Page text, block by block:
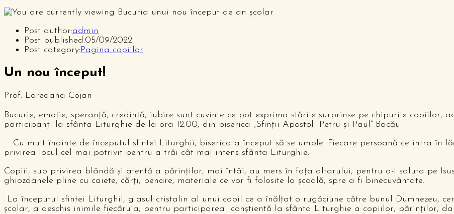
Post author:admin
Post published:05/09/2022
Post category:Pagina copiilor
Un nou început!
Prof. Loredana Cojan
Bucurie, emoţie, speranţă, credinţă, iubire sunt cuvinte ce pot exprima stările surprinse pe chipurile copiilor,
participanţi la sfânta Liturghie de la ora 12.00, din biserica „Sfinţii Apostoli Petru şi Paul” Bacău.
Cu mult înainte de începutul sfintei Liturghii, biserica a început să se umple. Fiecare persoană ce intra în
privirea locul cel mai potrivit pentru a trăi cât mai intens sfânta Liturghie.
Copiii, sub privirea blândă şi atentă a părinţilor, mai întâi, au mers în faţa altarului, pentru a-l saluta pe
ghiozdanele pline cu caiete, cărţi, penare, materiale ce vor fi folosite la şcoală, spre a fi binecuvântate.
La începutul sfintei Liturghii, glasul cristalin al unui copil ce a înălţat o rugăciune către bunul Dumnezeu,
şcolar, a deschis inimile fiecăruia, pentru participarea conştientă la sfânta Liturghie a copiilor, părinţilor,